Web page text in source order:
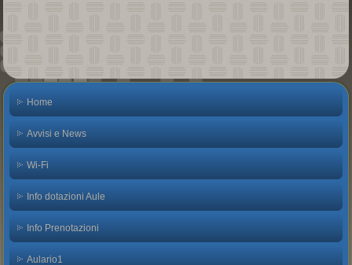
Home
Avvisi e News
Wi-Fi
Info dotazioni Aule
Info Prenotazioni
Aulario1